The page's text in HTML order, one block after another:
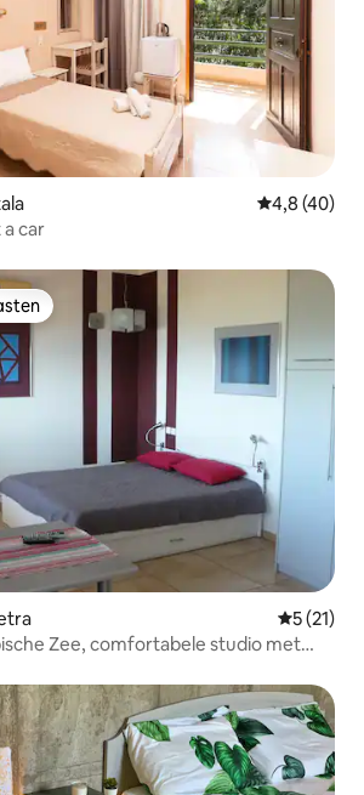
Gemiddelde
4,8 (40)
a car
5 (21)
Zee, comfortabele studio met